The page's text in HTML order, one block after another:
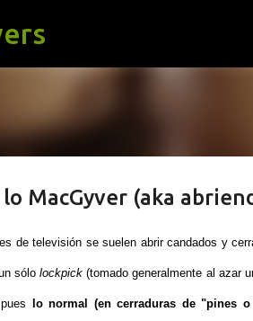
MacGyver (aka
de televisión se suelen abrir candados y
sólolockpick(tomado generalmente al azar
lo normal (en cerraduras de "pines